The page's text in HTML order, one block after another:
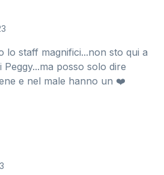
lo staff magnifici...non sto qui a
posso solo dire
e nel male hanno un ❤️